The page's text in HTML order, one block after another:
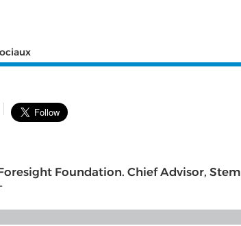
Foundation. Chief Advisor,